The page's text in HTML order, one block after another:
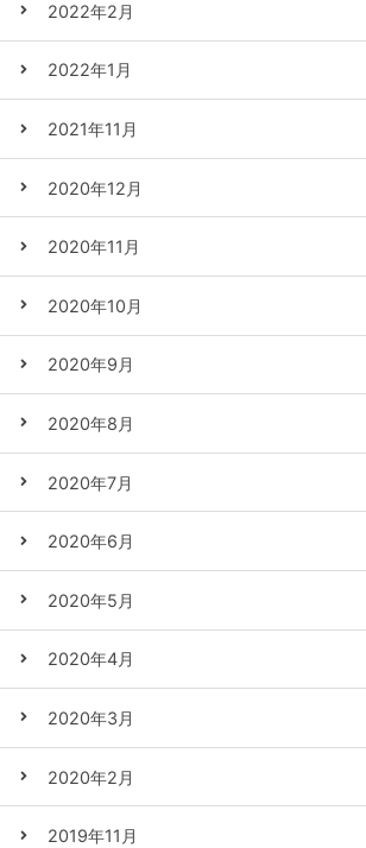
2022年2月
2022年1月
2021年11月
2020年12月
2020年11月
2020年10月
2020年9月
2020年8月
2020年7月
2020年6月
2020年5月
2020年4月
2020年3月
2020年2月
2019年11月